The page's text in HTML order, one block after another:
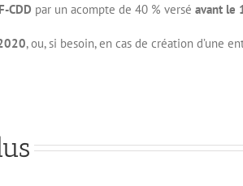
CDD par un acompte de 40 % versé avant le
, ou, si besoin, en cas de création d’une